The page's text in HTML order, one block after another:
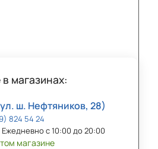
магазинах:
ш. Нефтяников, 28)
824 54 24
с 10:00 до 20:00
магазине